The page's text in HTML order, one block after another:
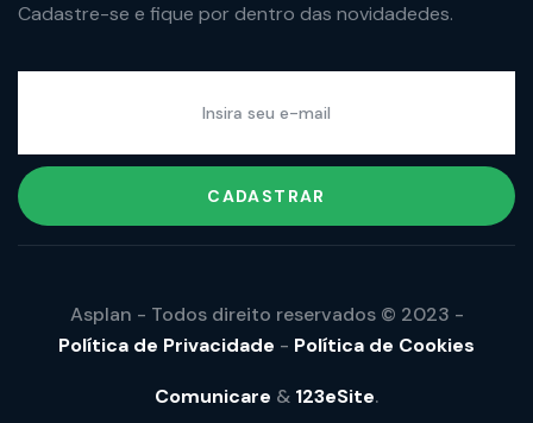
Cadastre-se e fique por dentro das novidadedes.
CADASTRAR
Asplan - Todos direito reservados © 2023 -
Política de Privacidade - Política de Cookies
Comunicare & 123eSite.